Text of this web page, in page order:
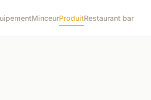
MinceurProduitRestaurant bar